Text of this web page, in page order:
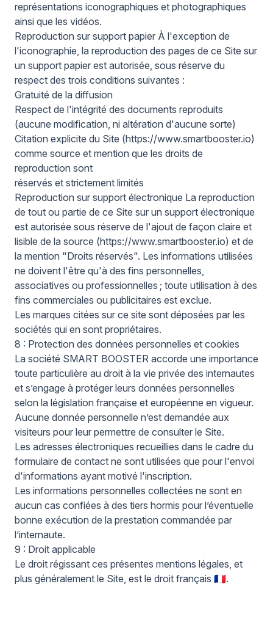
représentations iconographiques et photographiques
ainsi que les vidéos.
Reproduction sur support papier À l'exception de
l'iconographie, la reproduction des pages de ce Site sur
un support papier est autorisée, sous réserve du
respect des trois conditions suivantes :
Gratuité de la diffusion
Respect de l'intégrité des documents reproduits
(aucune modification, ni altération d'aucune sorte)
Citation explicite du Site (https://www.smartbooster.io)
comme source et mention que les droits de
reproduction sont
réservés et strictement limités
Reproduction sur support électronique La reproduction
de tout ou partie de ce Site sur un support électronique
est autorisée sous réserve de l'ajout de façon claire et
lisible de la source (https://www.smartbooster.io) et de
la mention "Droits réservés". Les informations utilisées
ne doivent l'être qu'à des fins personnelles,
associatives ou professionnelles ; toute utilisation à des
fins commerciales ou publicitaires est exclue.
Les marques citées sur ce site sont déposées par les
sociétés qui en sont propriétaires.
8 : Protection des données personnelles et cookies
La société SMART BOOSTER accorde une importance
toute particulière au droit à la vie privée des internautes
et s’engage à protéger leurs données personnelles
selon la législation française et européenne en vigueur.
Aucune donnée personnelle n’est demandée aux
visiteurs pour leur permettre de consulter le Site.
Les adresses électroniques recueillies dans le cadre du
formulaire de contact ne sont utilisées que pour l'envoi
d'informations ayant motivé l'inscription.
Les informations personnelles collectées ne sont en
aucun cas confiées à des tiers hormis pour l’éventuelle
bonne exécution de la prestation commandée par
l’internaute.
9 : Droit applicable
Le droit régissant ces présentes mentions légales, et
plus généralement le Site, est le droit français 🇫🇷.